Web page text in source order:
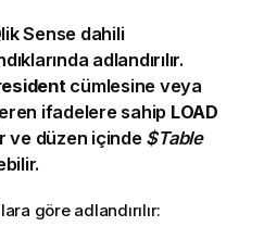
Sense dahili
adlandırılır.
cümlesine veya
ifadelere sahip LOAD
ve düzen içinde $Table
göre adlandırılır: